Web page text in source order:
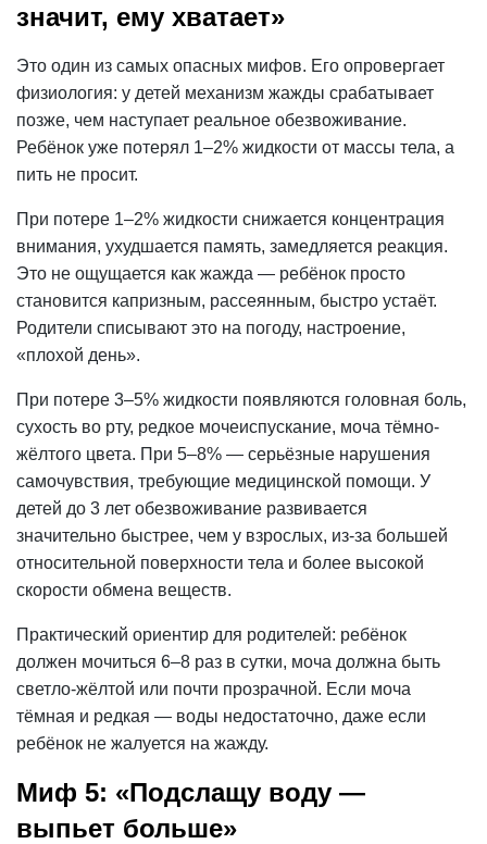
значит, ему хватает»
Это один из самых опасных мифов. Его опровергает
физиология: у детей механизм жажды срабатывает
позже, чем наступает реальное обезвоживание.
Ребёнок уже потерял 1–2% жидкости от массы тела, а
пить не просит.
При потере 1–2% жидкости снижается концентрация
внимания, ухудшается память, замедляется реакция.
Это не ощущается как жажда — ребёнок просто
становится капризным, рассеянным, быстро устаёт.
Родители списывают это на погоду, настроение,
«плохой день».
При потере 3–5% жидкости появляются головная боль,
сухость во рту, редкое мочеиспускание, моча тёмно-
жёлтого цвета. При 5–8% — серьёзные нарушения
самочувствия, требующие медицинской помощи. У
детей до 3 лет обезвоживание развивается
значительно быстрее, чем у взрослых, из-за большей
относительной поверхности тела и более высокой
скорости обмена веществ.
Практический ориентир для родителей: ребёнок
должен мочиться 6–8 раз в сутки, моча должна быть
светло-жёлтой или почти прозрачной. Если моча
тёмная и редкая — воды недостаточно, даже если
ребёнок не жалуется на жажду.
Миф 5: «Подслащу воду —
выпьет больше»